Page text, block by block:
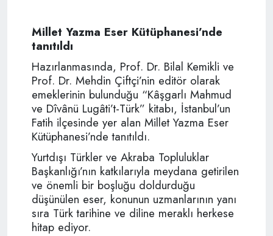
Millet Yazma Eser Kütüphanesi’nde
tanıtıldı
Hazırlanmasında, Prof. Dr. Bilal Kemikli ve
Prof. Dr. Mehdin Çiftçi’nin editör olarak
emeklerinin bulunduğu “Kâşgarlı Mahmud
ve Dîvânü Lugâti’t-Türk” kitabı, İstanbul’un
Fatih ilçesinde yer alan Millet Yazma Eser
Kütüphanesi’nde tanıtıldı.
Yurtdışı Türkler ve Akraba Topluluklar
Başkanlığı’nın katkılarıyla meydana getirilen
ve önemli bir boşluğu doldurduğu
düşünülen eser, konunun uzmanlarının yanı
sıra Türk tarihine ve diline meraklı herkese
hitap ediyor.